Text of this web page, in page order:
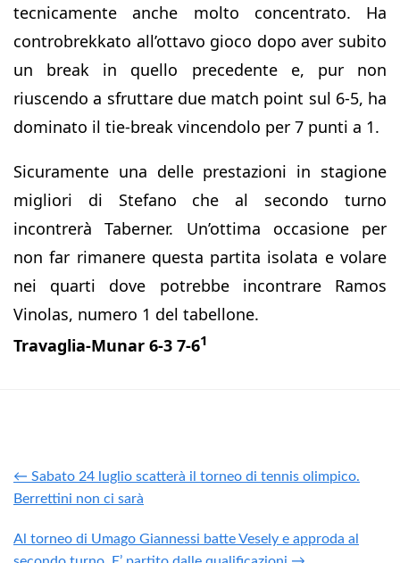
tecnicamente anche molto concentrato. Ha
controbrekkato all’ottavo gioco dopo aver subito
un break in quello precedente e, pur non
riuscendo a sfruttare due match point sul 6-5, ha
dominato il tie-break vincendolo per 7 punti a 1.
Sicuramente una delle prestazioni in stagione
migliori di Stefano che al secondo turno
incontrerà Taberner. Un’ottima occasione per
non far rimanere questa partita isolata e volare
nei quarti dove potrebbe incontrare Ramos
Vinolas, numero 1 del tabellone.
Travaglia-Munar 6-3 7-61
← Sabato 24 luglio scatterà il torneo di tennis olimpico.
Berrettini non ci sarà
Al torneo di Umago Giannessi batte Vesely e approda al